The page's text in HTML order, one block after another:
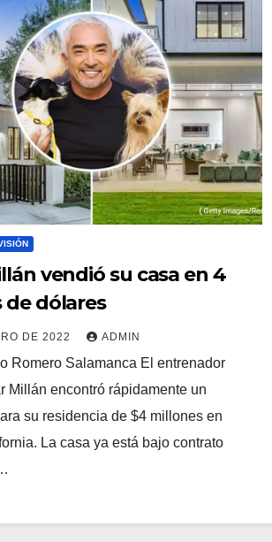
vendió su casa en 4
de dólares
DE 2022 ADMIN
Romero Salamanca El entrenador
Millán encontró rápidamente un
su residencia de $4 millones en
La casa ya está bajo contrato